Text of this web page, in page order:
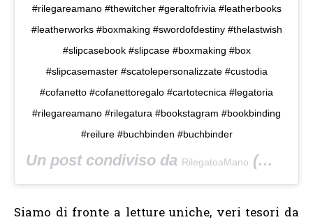
#rilegareamano #thewitcher #geraltofrivia #leatherbooks
#leatherworks #boxmaking #swordofdestiny #thelastwish
#slipcasebook #slipcase #boxmaking #box
#slipcasemaster #scatolepersonalizzate #custodia
#cofanetto #cofanettoregalo #cartotecnica #legatoria
#rilegareamano #rilegatura #bookstagram #bookbinding
#reilure #buchbinden #buchbinder
Un post condiviso da RilegatoaMano (@rilegatoamano) in data:
Siamo di fronte a letture uniche, veri tesori da